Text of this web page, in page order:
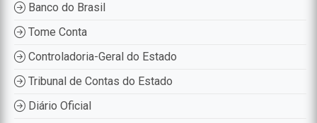
Banco do Brasil
Tome Conta
Controladoria-Geral do Estado
Tribunal de Contas do Estado
Diário Oficial